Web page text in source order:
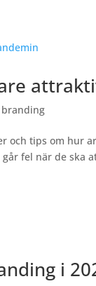
branding
och tips om hur
fel när de ska
i